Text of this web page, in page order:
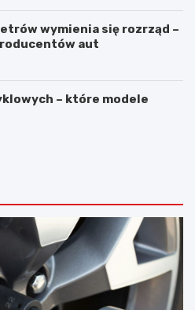
wymienia się rozrząd –
aut
– które modele